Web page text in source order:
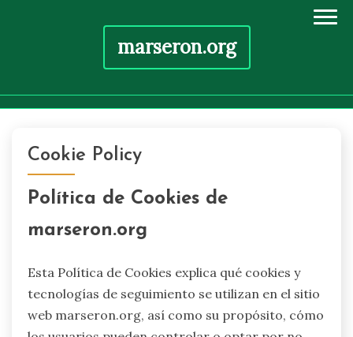
marseron.org
contentCookie Policy
Política de Cookies de
marseron.org
Esta Política de Cookies explica qué cookies y
tecnologías de seguimiento se utilizan en el sitio
web marseron.org, así como su propósito, cómo